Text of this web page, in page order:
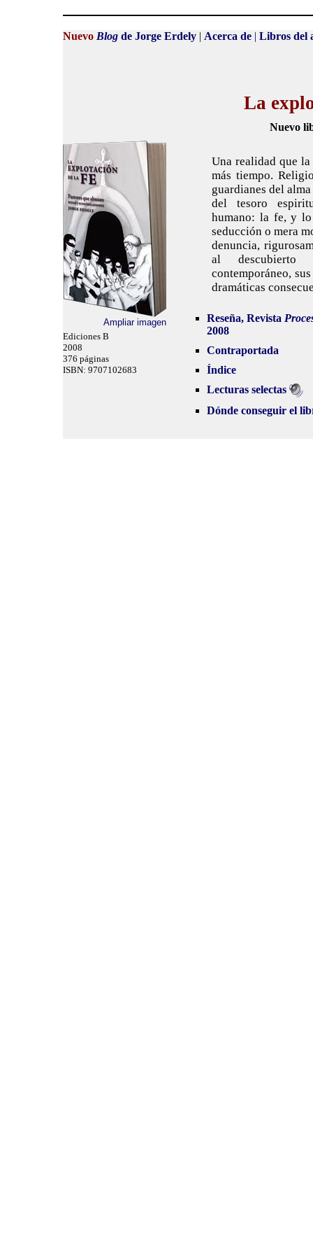
Nuevo Blog de Jorge Erdely | Acerca de | Libros del
La
Nuevo
Ampliar imagen
Ediciones B
2008
376 páginas
ISBN: 9707102683
Una realidad que
más tiempo.
guardianes del
del tesoro
humano: la fe, y
seducción o mera
denuncia,
al
contemporáneo,
dramáticas
Reseña, Revista
2008
Contraportada
Índice
Lecturas selectas
Dónde conseguir el